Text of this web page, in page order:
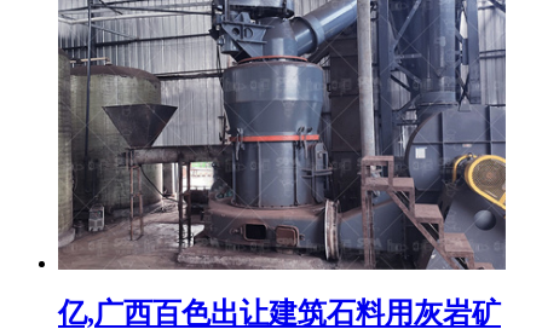
亿,广西百色出让建筑石料用灰岩矿